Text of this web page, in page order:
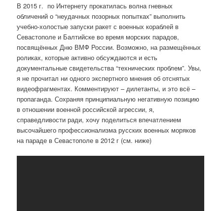
В 2015 г. по Интернету прокатилась волна гневных
обличений о “неудачных позорных попытках” выполнить
учебно-холостые запуски ракет с военных кораблей в
Севастополе и Балтийске во время морских парадов,
посвящённых Дню ВМФ России. Возможно, на размещённых
роликах, которые активно обсуждаются и есть
документальные свидетельства “технических проблем”. Увы,
я не прочитал ни одного экспертного мнения об отснятых
видеофрагментах. Комментируют – дилетанты, и это всё –
пропаганда. Сохраняя принципиальную негативную позицию
в отношении военной российской агрессии, я,
справедливости ради, хочу поделиться впечатлением
высочайшего профессионализма русских военных моряков
на параде в Севастополе в 2012 г (см. ниже)